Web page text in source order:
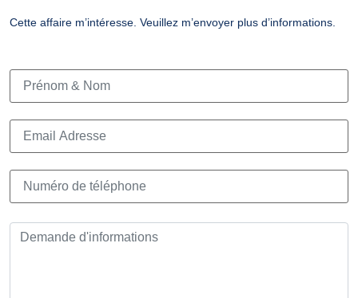
Cette affaire m’intéresse. Veuillez m’envoyer plus d’informations.